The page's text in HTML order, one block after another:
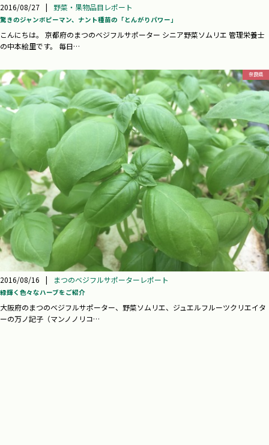
2016/08/27 | 野菜・果物品目レポート
驚きのジャンボピーマン、ナント種苗の「とんがりパワー」
こんにちは。 京都府のまつのベジフルサポーター シニア野菜ソムリエ 管理栄養士
の中本絵里です。 毎日…
奈良県
2016/08/16 | まつのベジフルサポーターレポート
緑輝く色々なハーブをご紹介
大阪府のまつのベジフルサポーター、野菜ソムリエ、ジュエルフルーツクリエイタ
ーの万ノ記子（マンノノリコ…